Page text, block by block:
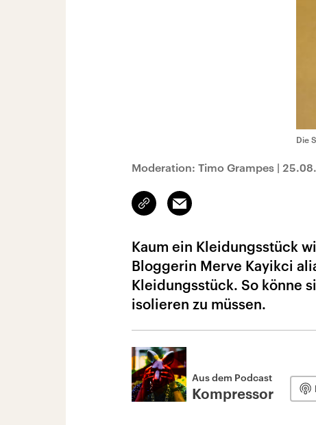
Die
Moderation: Timo Grampes |
Link
kopieren/teilen
Email
Kaum ein Kleidungsstück
Bloggerin Merve Kayikci
Kleidungsstück. So könne
isolieren zu müssen.
Aus dem Podcast
Kompressor